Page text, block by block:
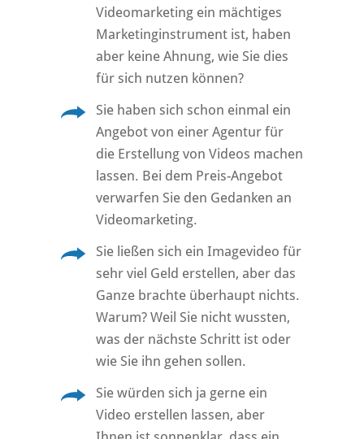
Videomarketing ein mächtiges
Marketinginstrument ist, haben
aber keine Ahnung, wie Sie dies
für sich nutzen können?
Sie haben sich schon einmal ein
Angebot von einer Agentur für
die Erstellung von Videos machen
lassen. Bei dem Preis-Angebot
verwarfen Sie den Gedanken an
Videomarketing.
Sie ließen sich ein Imagevideo für
sehr viel Geld erstellen, aber das
Ganze brachte überhaupt nichts.
Warum? Weil Sie nicht wussten,
was der nächste Schritt ist oder
wie Sie ihn gehen sollen.
Sie würden sich ja gerne ein
Video erstellen lassen, aber